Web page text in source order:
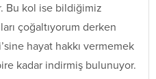
Bu kol ise bildiğimiz
çoğaltıyorum derken
hayat hakkı vermemek
kadar indirmiş bulunuyor.